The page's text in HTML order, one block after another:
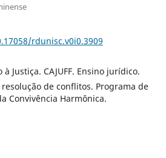
rdunisc.v0i0.3909
à Justiça. CAJUFF. Ensino jurídico.
de conflitos. Programa de
Convivência Harmônica.